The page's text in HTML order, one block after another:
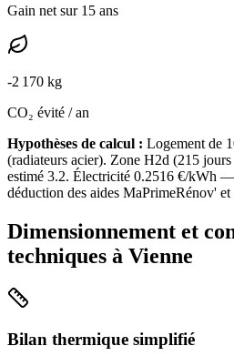
Gain net sur 15 ans
-2 170 kg
CO₂ évité / an
Hypothèses de calcul : Logement de
(radiateurs acier). Zone H2d (215 jours
estimé 3.2. Électricité 0.2516 €/kWh
déduction des aides MaPrimeRénov'
Dimensionnement et
techniques à Vienne
Bilan thermique simplifié